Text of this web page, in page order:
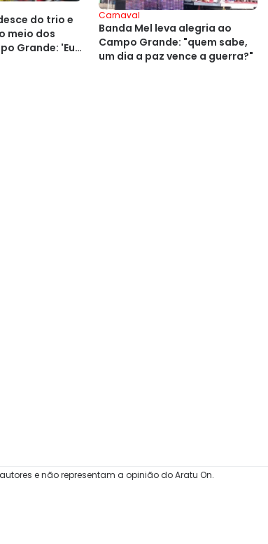
do trio e
meio dos
Grande: 'Eu
Carnaval
Banda Mel leva alegria ao
Campo Grande: "quem sabe,
um dia a paz vence a guerra?"
e não representam a opinião do Aratu On.